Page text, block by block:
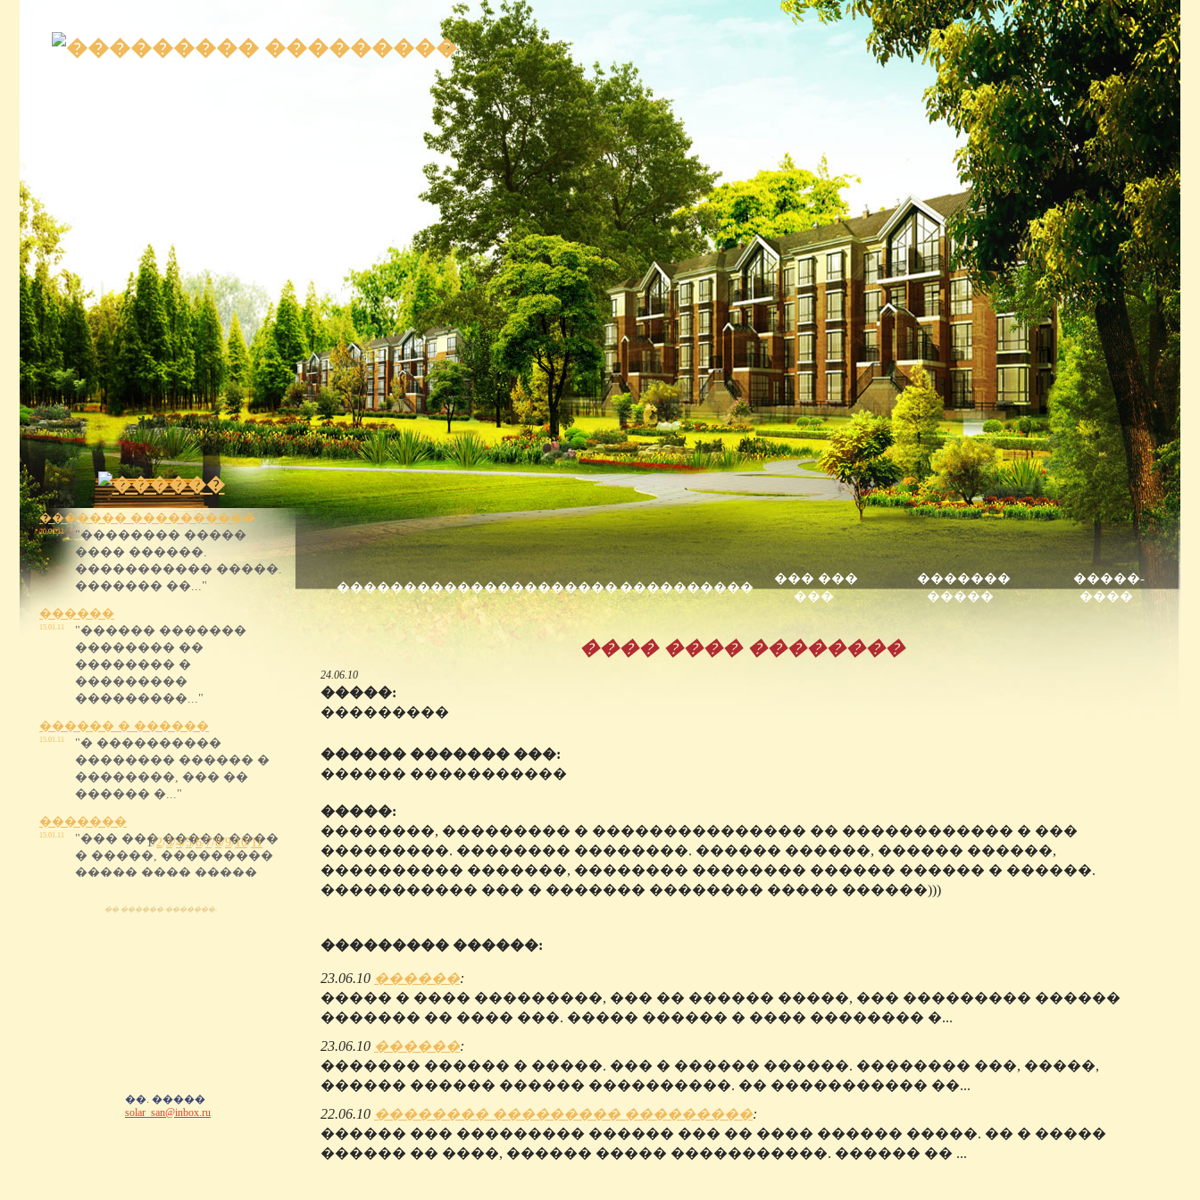
������� ����������
20.01.11
"�������� �����
���� ������.
����������� �����.
������� ��..."
������
15.01.11
"������ �������
�������� ��
�������� �
���������
���������..."
������ � ������
15.01.11
"� ����������
�������� ������ �
��������, ��� ��
������ �..."
�������
15.01.11
"��� ��� ����� ����
� �����, ���������
����� ���� �����
��������� ��..."
1/2/3/4/5/6/7/8/9/10/11
�� ������ �������:
�������������������������������
��� ���
���
�������
�����
�����-
����
���� ���� ��������
24.06.10
�����:
���������
������ ������� ���:
������ �����������
�����:
��������, ��������� � ��������������� �� ������������ � ���
���������. �������� ��������. ������ ������, ������ ������,
���������� �������, �������� �������� ������ ������ � ������.
����������� ��� � ������� �������� ����� ������)))
��������� ������:
23.06.10 ������:
����� � ���� ���������, ��� �� ������ �����, ��� ��������� ������
������� �� ���� ���. ����� ������ � ���� �������� �...
23.06.10 ������:
������� ������ � �����. ��� � ������ ������. �������� ���, �����,
������ ������ ������ ����������. �� ����������� ��...
22.06.10 �������� ��������� ���������:
������ ��� ��������� ������ ��� �� ���� ������ �����. �� � �����
������ �� ����, ������ ����� �����������. ������ �� ...
��. �����
solar_san@inbox.ru